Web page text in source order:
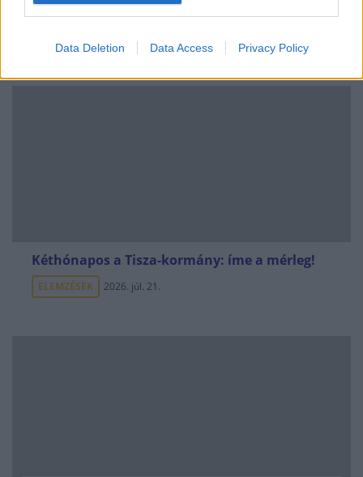
Data Deletion Data Access Privacy Policy
gyorsabban fut, mint a jog
Kéthónapos a Tisza-kormány: íme a mérleg!
ELEMZÉSEK 2026. júl. 21.